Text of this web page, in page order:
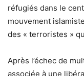
réfugiés dans le
mouvement
des « terroristes »
Après l’échec de
associée à une